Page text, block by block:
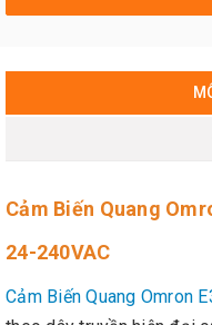
Cảm Biến Quang
24-240VAC
Cảm Biến Quang Omron